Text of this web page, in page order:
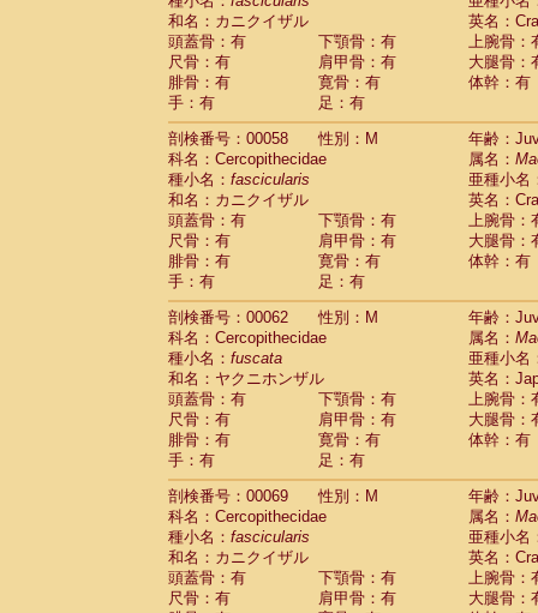
Cercopithecidae
Chlorocebus
CercopithecidaeChlorocebus
CercopithecidaeErythrocebus patas
CercopithecidaeMiopithecus talapoin
CercopithecidaeCercopithecinae spp.
CercopithecidaeColobus angolensis
CercopithecidaeColobus guereza (0)
Cercopithecidae Colobus polykomos
Cercopithecidae Piliocolobus badius
Cercopithecidae Kasi senex vetulus(0)
CercopithecidaeKasi senex
CercopithecidaeNasalis larvatus(0)
CercopithecidaePresbytes
CercopithecidaePygathrix nemaeus
CercopithecidaeSemnopithecus
Cercopithecidae
Trachypithecus
Cercopithecidae
Trachypithecus
Cercopithecidae
Trachypithecus
CercopithecidaeTrachypithecus
CercopithecidaeColobinae spp.(0)
CercopithecidaePresbytesinaespp.(0)
CercopithecidaeCercopithecidae
HylobatidaeHoolock hoolock(0)
HylobatidaeHylobates agilis
HylobatidaeHylobates klossii (0)
Hylobatidae
HylobatidaeHylobates moloch(0)
Hylobatidae Hylobates muelleri(0)
和名：カニクイザル
英名：
頭蓋骨：有
下顎骨：有
上腕骨：
尺骨：有
肩甲骨：有
大腿骨：
腓骨：有
寛骨：有
体幹：有
手：有
足：有
剖検番号：00058
性別：M
年齢：
科名：Cercopithecidae
属名：
種小名： fascicularis
亜種小名
和名：カニクイザル
英名：
頭蓋骨：有
下顎骨：有
上腕骨：
尺骨：有
肩甲骨：有
大腿骨：
腓骨：有
寛骨：有
体幹：有
手：有
足：有
剖検番号：00062
性別：M
年齢：
科名：Cercopithecidae
属名：
種小名： fuscata
亜種小名
和名：ヤクニホンザル
英名：
頭蓋骨：有
下顎骨：有
上腕骨：
尺骨：有
肩甲骨：有
大腿骨：
腓骨：有
寛骨：有
体幹：有
手：有
足：有
剖検番号：00069
性別：M
年齢：
科名：Cercopithecidae
属名：
種小名： fascicularis
亜種小名
和名：カニクイザル
英名：
頭蓋骨：有
下顎骨：有
上腕骨：
尺骨：有
肩甲骨：有
大腿骨：